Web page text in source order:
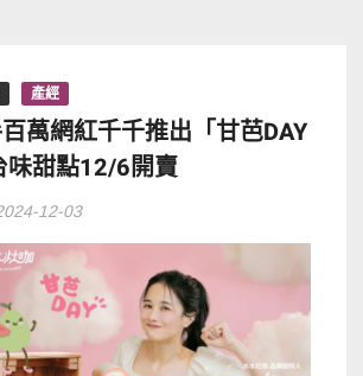
產經
萬網紅千千推出「甘芭DAY
味甜點12/6開賣
12-03